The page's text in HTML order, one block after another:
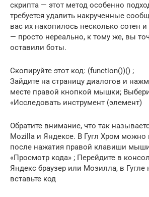
скрипта — этот метод особенно
требуется удалить накрученные
вас их накопилось несколько сотен
— просто нереально, к тому же, вы
оставили боты.
Скопируйте этот код: (function())() ;
Зайдите на страницу диалогов и
месте правой кнопкой мышки;
«Исследовать инструмент (элемент)
Обратите внимание, что так
Mozilla и Яндексе. В Гугл Хром можно
после нажатия правой клавиши
«Просмотр кода» ; Перейдите в
Яндекс браузер или Мозилла, в Гугле
вставьте код